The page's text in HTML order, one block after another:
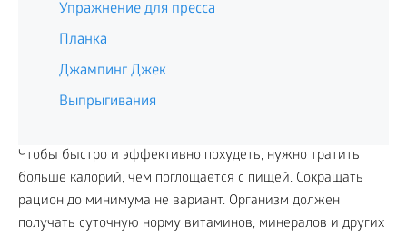
Упражнение для пресса
Планка
Джампинг Джек
Выпрыгивания
Чтобы быстро и эффективно похудеть, нужно тратить
больше калорий, чем поглощается с пищей. Сокращать
рацион до минимума не вариант. Организм должен
получать суточную норму витаминов, минералов и других